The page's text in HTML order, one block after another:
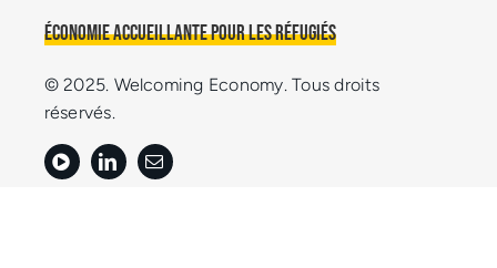
Économie accueillante pour les réfugiés
© 2025. Welcoming Economy. Tous droits
réservés.